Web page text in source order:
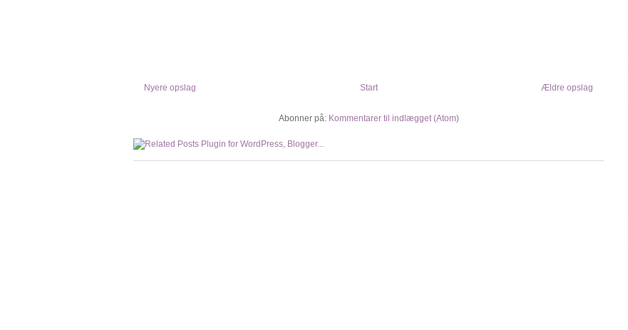
Nyere opslag Ældre opslag
Start
Abonner på: Kommentarer til indlægget (Atom)